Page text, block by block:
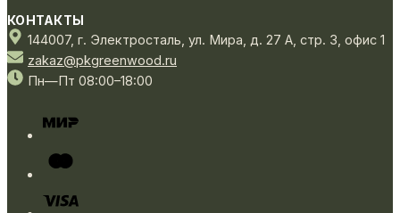
КОНТАКТЫ
144007, г. Электросталь, ул. Мира, д. 27 А, стр. 3, офис 1
zakaz@pkgreenwood.ru
Пн—Пт 08:00–18:00